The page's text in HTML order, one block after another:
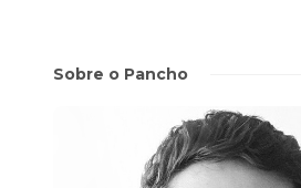
Sobre o Pancho